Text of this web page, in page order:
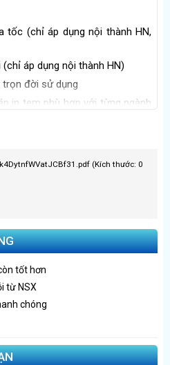
tốc (chỉ áp dụng nội thành HN,
áp dụng nội thành HN)
trọn đời sử dụng
in tem phù hợp với từng ngành
(Kích thước: 0
tốt hơn
từ NSX
chóng